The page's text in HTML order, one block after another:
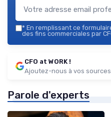
* En remplissant ce
des fins commerciales par
CFO at WORK !
Ajoutez-nous à vos
Parole d'experts